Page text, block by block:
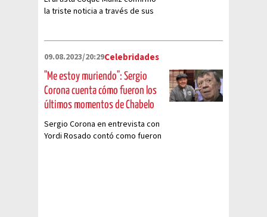
la triste noticia a través de sus
09.08.2023/20:29Celebridades
"Me estoy muriendo": Sergio
Corona cuenta cómo fueron los
últimos momentos de Chabelo
Sergio Corona en entrevista con
Yordi Rosado contó como fueron